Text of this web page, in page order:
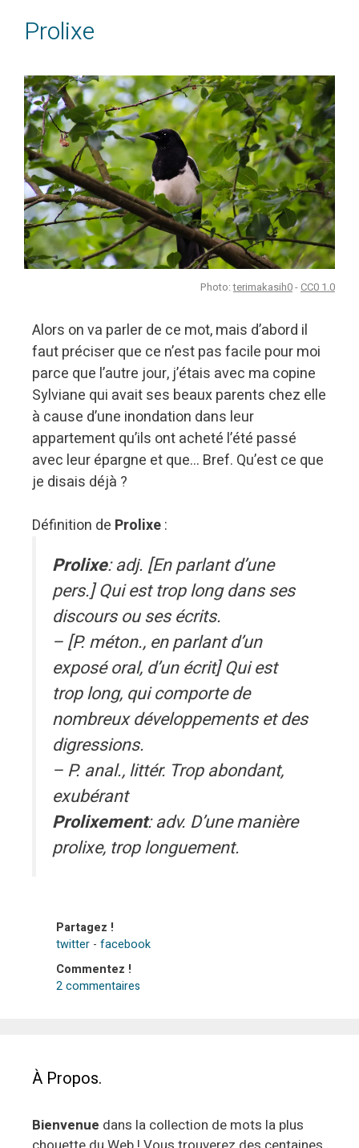
Prolixe
Photo:terimakasih0- CC0 1.0
Alors on va parler de ce mot, mais d’abord il
faut préciser que ce n’est pas facile pour moi
parce que l’autre jour, j’étais avec ma copine
Sylviane qui avait ses beaux parents chez elle
à cause d’une inondation dans leur
appartement qu’ils ont acheté l’été passé
avec leur épargne et que… Bref. Qu’est ce que
je disais déjà ?
Définition de Prolixe:
Prolixe: adj. [En parlant d’une
pers.] Qui est trop long dans ses
discours ou ses écrits.
– [P. méton., en parlant d’un
exposé oral, d’un écrit] Qui est
trop long, qui comporte de
nombreux développements et des
digressions.
– P. anal., littér. Trop abondant,
exubérant
Prolixement: adv. D’une manière
prolixe, trop longuement.
Partagez !
twitter - facebook
Commentez !
2 commentaires
À Propos.
Bienvenue dans la collection de mots la plus